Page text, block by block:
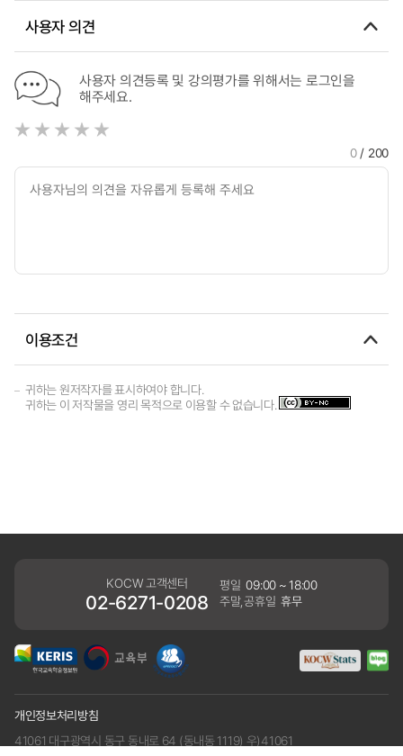
Early Adolescents with Internet or Smartphone
사용자 의견
사용자 의견등록 및 강의평가를 위해서는 로그인을
해주세요.
0/ 200
이용조건
귀하는 원저작자를 표시하여야 합니다.
귀하는 이 저작물을 영리 목적으로 이용할 수 없습니다.
KOCW 고객센터
02-6271-0208
평일 09:00 ~ 18:00
주말,공휴일 휴무
개인정보처리방침
41061 대구광역시 동구 동내로 64 (동내동 1119) 우)41061